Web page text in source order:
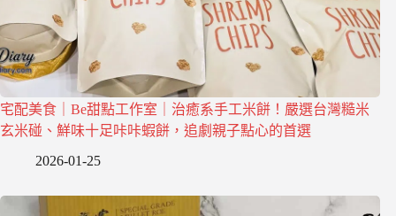
宅配美食｜Be甜點工作室｜治癒系手工米餅！嚴選台灣糙米
玄米碰、鮮味十足咔咔蝦餅，追劇親子點心的首選
2026-01-25